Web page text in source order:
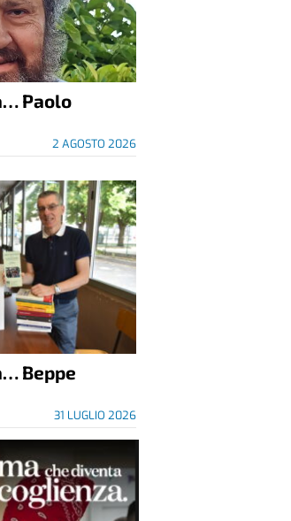
Paolo
2 AGOSTO 2026
Beppe
31 LUGLIO 2026